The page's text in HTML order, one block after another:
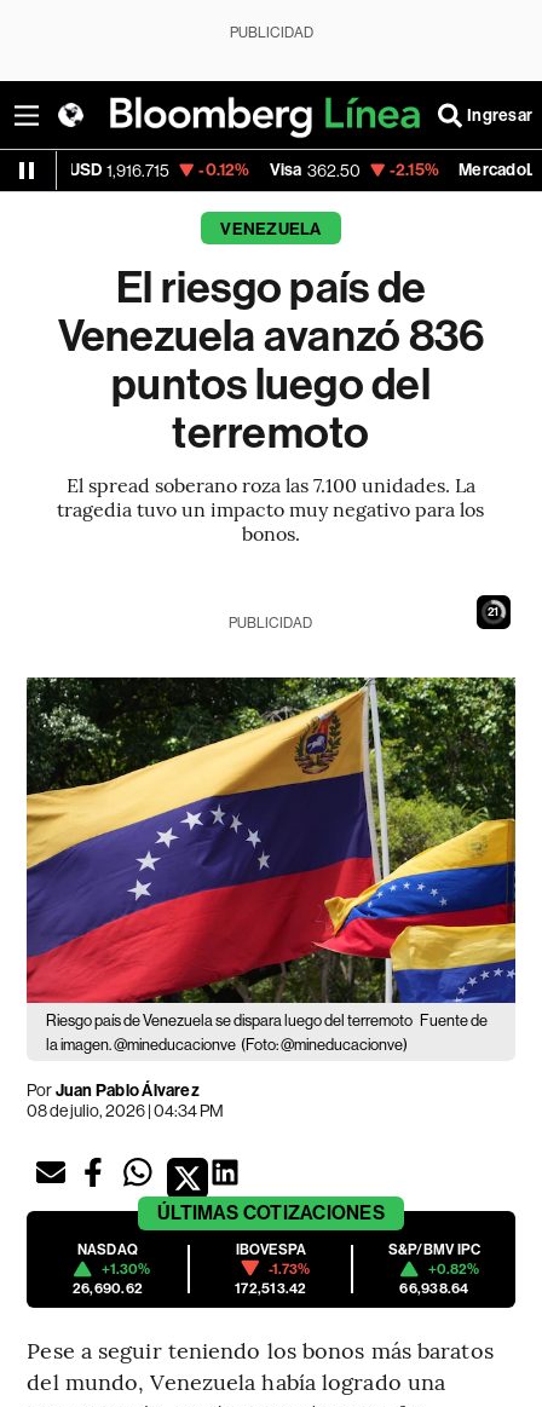
PUBLICIDAD
Ingresar
1,916.715 -0.12% Visa 362.50 -2.15% MercadoLibre
VENEZUELA
El riesgo país de
Venezuela avanzó 836
puntos luego del
terremoto
El spread soberano roza las 7.100 unidades. La
tragedia tuvo un impacto muy negativo para los
bonos.
20
PUBLICIDAD
Riesgo país de Venezuela se dispara luego del terremoto Fuente de
la imagen. @mineducacionve (Foto: @mineducacionve)
PorJuan Pablo Álvarez
08 de julio, 2026 | 04:34 PM
ÚLTIMAS COTIZACIONES
NASDAQ
+1.30%
26,690.62
IBOVESPA
-1.73%
172,513.42
S&P/BMV IPC
+0.82%
66,938.64
Pese a seguir teniendo los bonos más baratos
del mundo, Venezuela había logrado una